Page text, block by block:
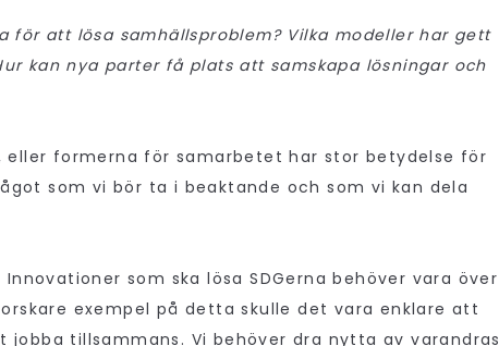
för att lösa samhällsproblem? Vilka modeller har gett
kan nya parter få plats att samskapa lösningar och
formerna för samarbetet har stor betydelse för
som vi bör ta i beaktande och som vi kan dela
som ska lösa SDGerna behöver vara över
exempel på detta skulle det vara enklare att
tillsammans. Vi behöver dra nytta av varandras